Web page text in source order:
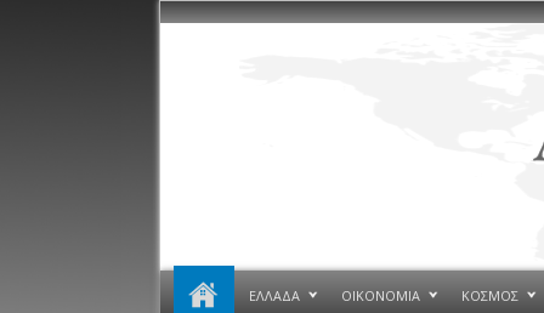
ΕΛΛΑΔΑ ΟΙΚΟΝΟΜΙΑ ΚΟΣΜΟΣ